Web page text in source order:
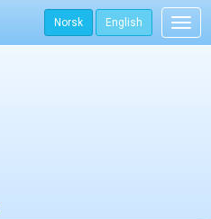
Norsk English